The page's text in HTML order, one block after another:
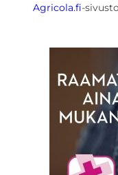
Agricola.fi-